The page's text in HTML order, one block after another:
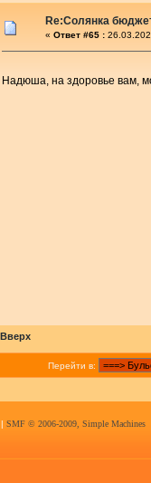
Re:Солянка
« Ответ #65 :
Надюша, на здоровье вам,
Вверх
Перейти в:
| SMF © 2006-2009, Simple Machines